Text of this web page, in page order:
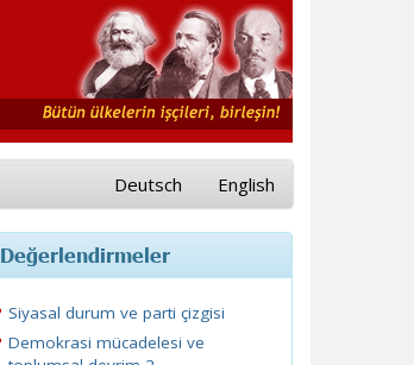
Deutsch English
Değerlendirmeler
Siyasal durum ve parti çizgisi
Demokrasi mücadelesi ve